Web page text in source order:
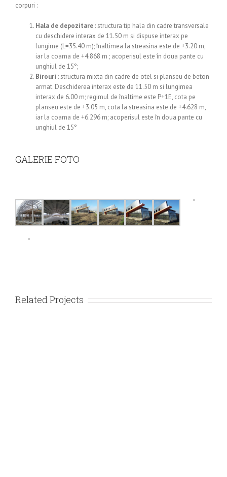
corpuri :
Hala de depozitare : structura tip hala din cadre transversale
cu deschidere interax de 11.50 m si dispuse interax pe
lungime (L=35.40 m); înaltimea la streasina este de +3.20 m,
iar la coama de +4.868 m ; acoperisul este în doua pante cu
unghiul de 15°;
Birouri : structura mixta din cadre de otel si planseu de beton
armat. Deschiderea interax este de 11.50 m si lungimea
interax de 6.00 m; regimul de înaltime este P+1E, cota pe
planseu este de +3.05 m, cota la streasina este de +4.628 m,
iar la coama de +6.296 m; acoperisul este în doua pante cu
unghiul de 15°
GALERIE FOTO
Related Projects